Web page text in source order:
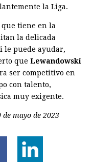
la Liga.
tiene en la
la delicada
le puede ayudar,
que Lewandowski
ser competitivo en
con talento,
muy exigente.
de mayo de 2023